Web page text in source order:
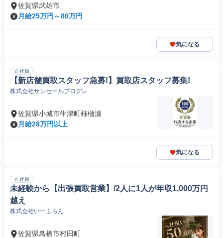
佐賀県武雄市
月給25万円～80万円
気になる
正社員
【新店舗買取スタッフ急募!】買取店スタッフ募集!
株式会社サンセールプログレ
佐賀県小城市牛津町柿樋瀬
月給28万円以上
気になる
正社員
未経験から【出張買取営業】/2人に1人が年収1,000万円
越え
株式会社いーふらん
佐賀県鳥栖市村田町